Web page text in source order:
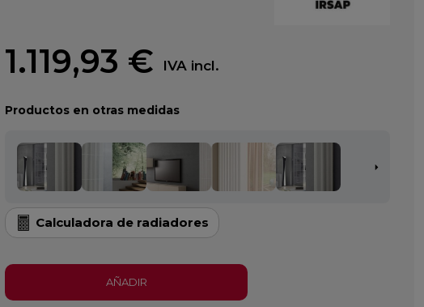
1.119,93 € IVA incl.
Productos en otras medidas
Calculadora de radiadores
AÑADIR